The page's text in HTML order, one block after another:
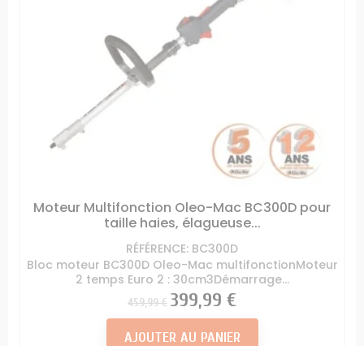
Moteur Multifonction Oleo-Mac BC300D pour
taille haies, élagueuse...
RÉFÉRENCE: BC300D
Bloc moteur BC300D Oleo-Mac multifonctionMoteur
2 temps Euro 2 : 30cm3Démarrage...
Prix
459,99 € Prix
399,99 €
AJOUTER AU PANIER